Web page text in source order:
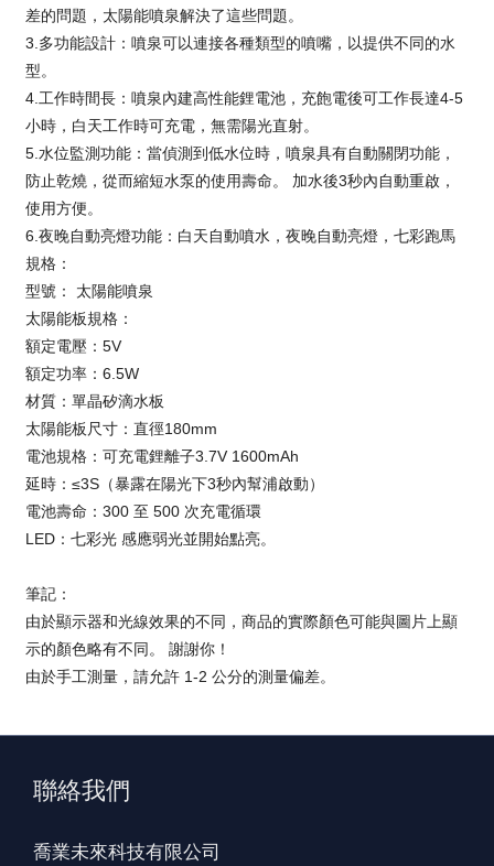
差的問題，太陽能噴泉解決了這些問題。
3.多功能設計：噴泉可以連接各種類型的噴嘴，以提供不同的水
型。
4.工作時間長：噴泉內建高性能鋰電池，充飽電後可工作長達4-5
小時，白天工作時可充電，無需陽光直射。
5.水位監測功能：當偵測到低水位時，噴泉具有自動關閉功能，
防止乾燒，從而縮短水泵的使用壽命。 加水後3秒內自動重啟，
使用方便。
6.夜晚自動亮燈功能：白天自動噴水，夜晚自動亮燈，七彩跑馬
規格：
型號： 太陽能噴泉
太陽能板規格：
額定電壓：5V
額定功率：6.5W
材質：單晶矽滴水板
太陽能板尺寸：直徑180mm
電池規格：可充電鋰離子3.7V 1600mAh
延時：≤3S（暴露在陽光下3秒內幫浦啟動）
電池壽命：300 至 500 次充電循環
LED：七彩光 感應弱光並開始點亮。
筆記：
由於顯示器和光線效果的不同，商品的實際顏色可能與圖片上顯
示的顏色略有不同。 謝謝你！
由於手工測量，請允許 1-2 公分的測量偏差。
聯絡我們
喬業未來科技有限公司